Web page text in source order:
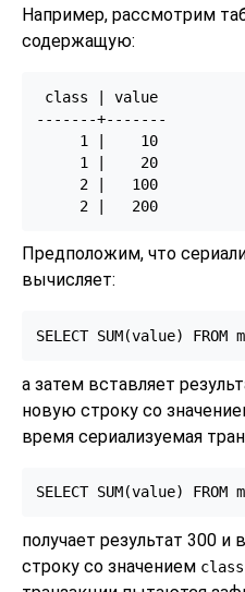
Например, рассмотрим
содержащую:
class | value
-------+-------
     1 |    10
     1 |    20
     2 |   100
     2 |   200
Предположим, что
вычисляет:
а затем вставляет
новую строку со
время сериализуемая
получает результат 300
строку со значением class